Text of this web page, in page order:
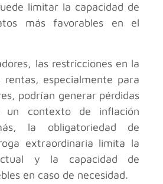
limitar la capacidad de
más favorables en el
las restricciones en la
rentas, especialmente para
podrían generar pérdidas
un contexto de inflación
la obligatoriedad de
extraordinaria limita la
y la capacidad de
en caso de necesidad.